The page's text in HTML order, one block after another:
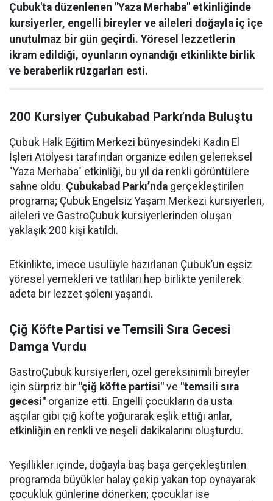
Çubuk'ta düzenlenen "Yaza Merhaba" etkinliğinde
kursiyerler, engelli bireyler ve aileleri doğayla iç içe
unutulmaz bir gün geçirdi. Yöresel lezzetlerin
ikram edildiği, oyunların oynandığı etkinlikte birlik
ve beraberlik rüzgarları esti.
200 Kursiyer Çubukabad Parkı’nda Buluştu
Çubuk Halk Eğitim Merkezi bünyesindeki Kadın El
İşleri Atölyesi tarafından organize edilen geleneksel
"Yaza Merhaba" etkinliği, bu yıl da renkli görüntülere
sahne oldu. Çubukabad Parkı’nda gerçekleştirilen
programa; Çubuk Engelsiz Yaşam Merkezi kursiyerleri,
aileleri ve GastroÇubuk kursiyerlerinden oluşan
yaklaşık 200 kişi katıldı.
Etkinlikte, imece usulüyle hazırlanan Çubuk’un eşsiz
yöresel yemekleri ve tatlıları hep birlikte yenilerek
adeta bir lezzet şöleni yaşandı.
Çiğ Köfte Partisi ve Temsili Sıra Gecesi
Damga Vurdu
GastroÇubuk kursiyerleri, özel gereksinimli bireyler
için sürpriz bir "çiğ köfte partisi" ve "temsili sıra
gecesi" organize etti. Engelli çocukların da usta
aşçılar gibi çiğ köfte yoğurarak eşlik ettiği anlar,
etkinliğin en renkli ve neşeli dakikalarını oluşturdu.
Yeşillikler içinde, doğayla baş başa gerçekleştirilen
programda büyükler halay çekip yakan top oynayarak
çocukluk günlerine dönerken; çocuklar ise